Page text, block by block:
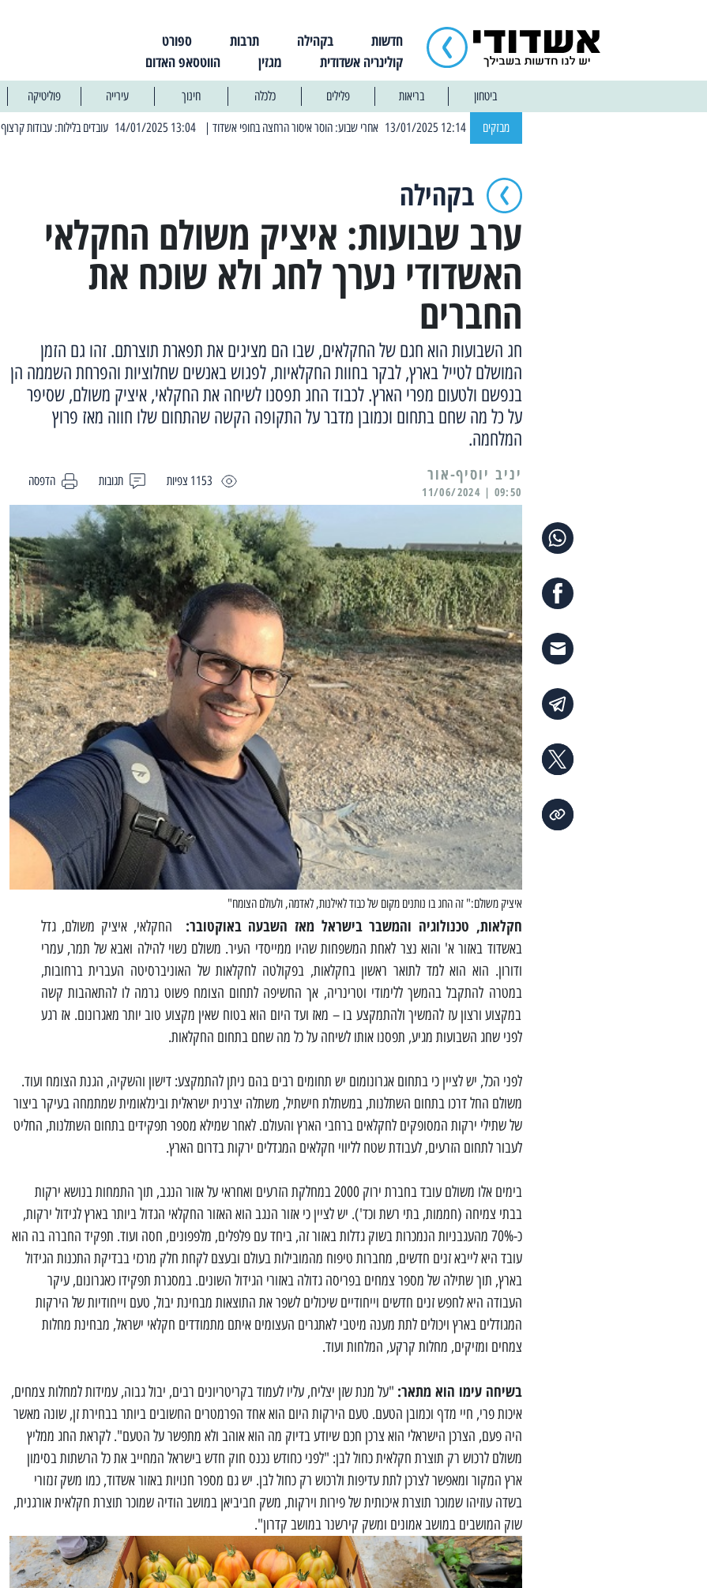
חדשות בקהילה תרבות
ספורט
קולינריה אשדודית
מגזין הווטסאפ האדום
ביטחון בריאות פלילים כלכלה חינוך עירייה פוליטיקה
מבזקים | 13:04 14/01/2025 עובדים בלילות: עבודות קרצוף וריבוד אספלט | 11:30 03/03/2025 בחמישי הקרוב: הרחובות בהם תהיה הפסקת חשמל יזומה
בקהילה
ערב שבועות: איציק משולם החקלאי
האשדודי נערך לחג ולא שוכח את
החברים
חג השבועות הוא חגם של החקלאים, שבו הם מציגים את תפארת תוצרתם. זהו גם הזמן
המושלם לטייל בארץ, לבקר בחוות החקלאיות, לפגוש באנשים שחלוציות והפרחת השממה הן
בנפשם ולטעום מפרי הארץ. לכבוד החג תפסנו לשיחה את החקלאי, איציק משולם, שסיפר
על כל מה שחם בתחום וכמובן מדבר על התקופה הקשה שהתחום שלו חווה מאז פרוץ
המלחמה.
1153 צפיות תגובות הדפסה יניב יוסיף-אור
09:50 | 11/06/2024
איציק משולם:" זה החג בו נותנים מקום של כבוד לאילנות, לאדמה, ולעולם הצומח"
חקלאות, טכנולוגיה והמשבר בישראל מאז השבעה באוקטובר:
החקלאי, איציק משולם, גדל
באשדוד באזור א' והוא נצר לאחת המשפחות שהיו ממייסדי העיר. משולם נשוי להילה ואבא של תמר, עמרי
ודורון. הוא הוא למד לתואר ראשון בחקלאות, בפקולטה לחקלאות של האוניברסיטה העברית ברחובות,
במטרה להתקבל בהמשך ללימודי וטרינריה, אך החשיפה לתחום הצומח פשוט גרמה לו להתאהבות קשה
במקצוע ורצון עז להמשיך ולהתמקצע בו – מאז ועד היום הוא בטוח שאין מקצוע טוב יותר מאגרונום. אז רגע
לפני שחג השבועות מגיע, תפסנו אותו לשיחה על כל מה שחם בתחום החקלאות.
לפני הכל, יש לציין כי בתחום אגרונומום יש תחומים רבים בהם ניתן להתמקצע: דישון והשקיה, הגנת הצומח ועוד.
משולם החל דרכו בתחום השתלנות, במשתלת חישתיל, משתלה יצרנית ישראלית ובינלאומית שמתמחה בעיקר ביצור
של שתילי ירקות המסופקים לחקלאים ברחבי הארץ והעולם. לאחר שמילא מספר תפקידים בתחום השתלנות, החליט
לעבור לתחום הזרעים, לעבודת שטח לליווי חקלאים המגדלים ירקות בדרום הארץ.
בימים אלו משולם עובד בחברת ירוק 2000 במחלקת הזרעים ואחראי על אזור הנגב, תוך התמחות בנושא ירקות
בבתי צמיחה (חממות, בתי רשת וכד'). יש לציין כי אזור הנגב הוא האזור החקלאי הגדול ביותר בארץ לגידול ירקות,
כ-70% מהעגבניות הנמכרות בשוק גדלות באזור זה, ביחד עם פלפלים, מלפפונים, חסה ועוד. תפקיד החברה בה הוא
עובד היא לייבא זנים חדשים, מחברות טיפוח מהמובילות בעולם ובעצם לקחת חלק מרכזי בבדיקת התכנות הגידול
בארץ, תוך שתילה של מספר צמחים בפריסה גדולה באזורי הגידול השונים. במסגרת תפקידו כאגרונום, עיקר
העבודה היא לחפש זנים חדשים וייחודיים שיכולים לשפר את התוצאות מבחינת יבול, טעם וייחודיות של הירקות
המגודלים בארץ ויכולים לתת מענה מיטבי לאתגרים העצומים איתם מתמודדים חקלאי ישראל, מבחינת מחלות
צמחים ומזיקים, מחלות קרקע, המלחות ועוד.
בשיחה עימו הוא מתאר: "על מנת שזן יצליח, עליו לעמוד בקריטריונים רבים, יבול גבוה, עמידות למחלות צמחים,
איכות פרי, חיי מדף וכמובן הטעם. טעם הירקות היום הוא אחד הפרמטרים החשובים ביותר בבחירת זן, שונה מאשר
היה פעם, הצרכן הישראלי הוא צרכן חכם שיודע בדיוק מה הוא אוהב ולא מתפשר על הטעם". לקראת החג ממליץ
משולם לרכוש רק תוצרת חקלאית כחול לבן: "לפני כחודש נכנס חוק חדש בישראל המחייב את כל הרשתות בסימון
ארץ המקור ומאפשר לצרכן לתת עדיפות ולרכוש רק כחול לבן. יש גם מספר חנויות באזור אשדוד, כמו משק זנזורי
בשדה עוזיהו שמוכר תוצרת איכותית של פירות וירקות, משק חביביאן במושב הודיה שמוכר תוצרת חקלאית אורגנית,
שוק המושבים במושב אמונים ומשק קירשנר במושב קדרון".